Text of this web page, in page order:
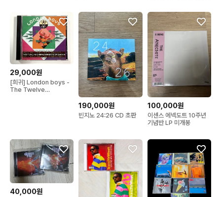
29,000원
[희귀] London boys -
The Twelve
190,000원
빈지노 24:26 CD 초판
100,000원
이센스 에넥도트 10주년
기념반 LP 미개봉
40,000원